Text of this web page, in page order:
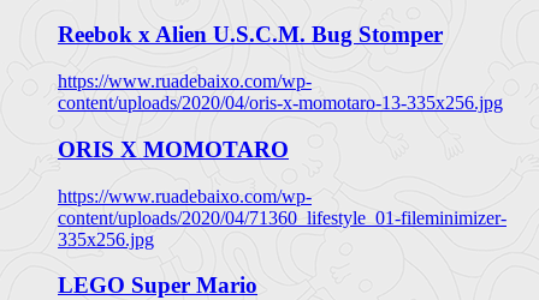
Reebok x Alien U.S.C.M. Bug Stomper
https://www.ruadebaixo.com/wp-
content/uploads/2020/04/oris-x-momotaro-13-335x256.jpg
ORIS X MOMOTARO
https://www.ruadebaixo.com/wp-
content/uploads/2020/04/71360_lifestyle_01-fileminimizer-
335x256.jpg
LEGO Super Mario